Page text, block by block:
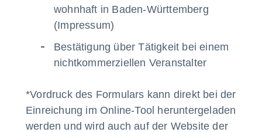
wohnhaft in Baden-Württemberg
(Impressum)
Bestätigung über Tätigkeit bei einem
nichtkommerziellen Veranstalter
*Vordruck des Formulars kann direkt bei der
Einreichung im Online-Tool heruntergeladen
werden und wird auch auf der Website der